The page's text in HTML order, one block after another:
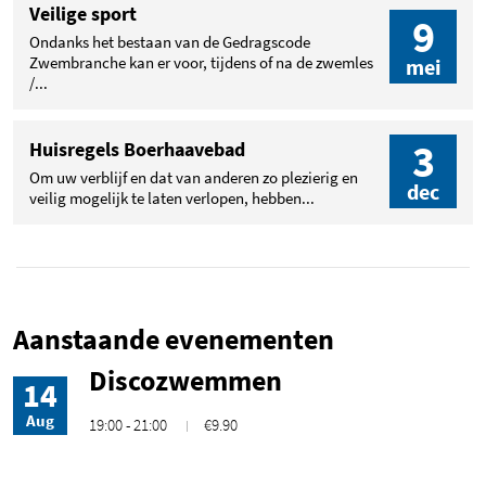
Veilige sport
Ondanks het bestaan van de Gedragscode
Zwembranche kan er voor, tijdens of na de zwemles
/...
9
mei
Huisregels Boerhaavebad
Om uw verblijf en dat van anderen zo plezierig en
veilig mogelijk te laten verlopen, hebben...
3
dec
Aanstaande evenementen
14
Aug
Discozwemmen
19:00 - 21:00 €9.90